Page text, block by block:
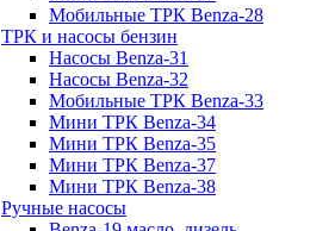
Мобильные ТРК Benza-28
ТРК и насосы бензин
Насосы Benza-31
Насосы Benza-32
Мобильные ТРК Benza-33
Мини ТРК Benza-34
Мини ТРК Benza-35
Мини ТРК Benza-37
Мини ТРК Benza-38
Ручные насосы